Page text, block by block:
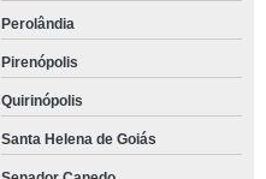
Perolândia
Pirenópolis
Quirinópolis
Santa Helena de Goiás